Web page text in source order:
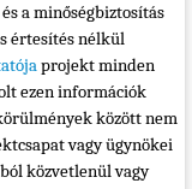
a minőségbiztosítás
értesítés nélkül
projekt minden
ezen információk
között nem
vagy ügynökei
közvetlenül vagy